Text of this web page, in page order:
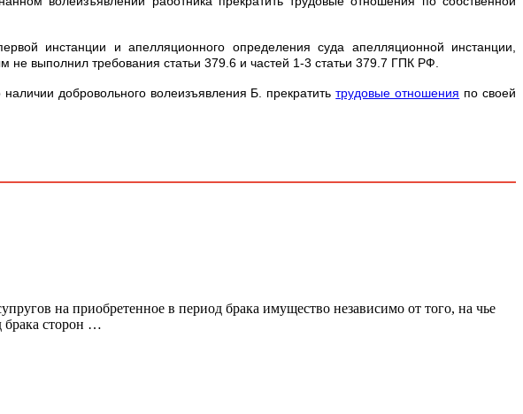
инстанции и апелляционного определения суда апелляционной инстанции,
выполнил требования статьи 379.6 и частей 1-3 статьи 379.7 ГПК РФ.
добровольного волеизъявления Б. прекратитьтрудовые отношения по своей
на приобретенное в период брака имущество независимо от того, на чье
брака сторон …